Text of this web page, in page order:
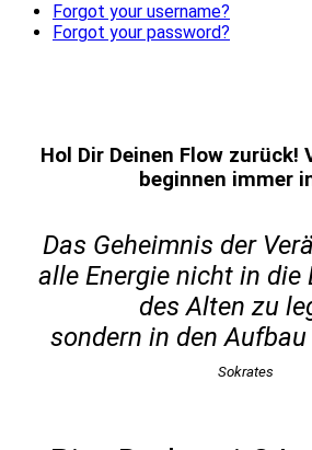
Forgot your username?
Forgot your password?
Hol Dir Deinen Flow zurück!
beginnen immer
Das Geheimnis der
alle Energie nicht in die
des Alten zu
sondern in den Aufbau
Sokrates